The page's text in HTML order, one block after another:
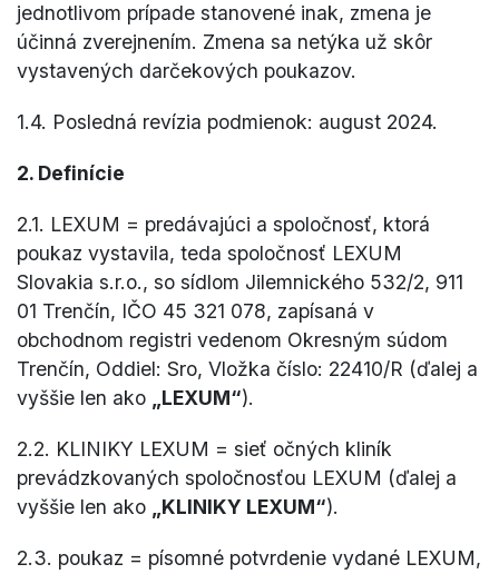
jednotlivom prípade stanovené inak, zmena je
účinná zverejnením. Zmena sa netýka už skôr
vystavených darčekových poukazov.
1.4. Posledná revízia podmienok: august 2024.
2. Definície
2.1. LEXUM = predávajúci a spoločnosť, ktorá
poukaz vystavila, teda spoločnosť LEXUM
Slovakia s.r.o., so sídlom Jilemnického 532/2, 911
01 Trenčín, IČO 45 321 078, zapísaná v
obchodnom registri vedenom Okresným súdom
Trenčín, Oddiel: Sro, Vložka číslo: 22410/R (ďalej a
vyššie len ako
„LEXUM“).
2.2. KLINIKY LEXUM = sieť očných kliník
prevádzkovaných spoločnosťou LEXUM (ďalej a
vyššie len ako
„KLINIKY LEXUM“).
2.3. poukaz = písomné potvrdenie vydané LEXUM,